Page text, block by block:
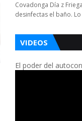
Covadonga Día z
desinfectas el baño.
VIDEOS
El poder del